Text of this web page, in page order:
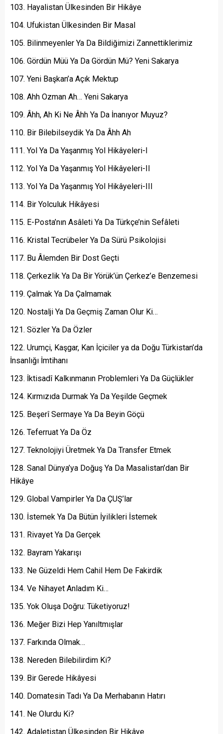
Hayalistan Ülkesinden Bir Hikâye
Ufukistan Ülkesinden Bir Masal
Bilinmeyenler Ya Da Bildiğimizi Zannettiklerimiz
Gördün Müü Ya Da Gördün Mü? Yeni Sakarya
Yeni Başkan’a Açık Mektup
Ahh Ozman Ah… Yeni Sakarya
Âhh, Ah Ki Ne Âhh Ya Da İnanıyor Muyuz?
Bir Bilebilseydik Ya Da Âhh Ah
Yol Ya Da Yaşanmış Yol Hikâyeleri-I
Yol Ya Da Yaşanmış Yol Hikâyeleri-II
Yol Ya Da Yaşanmış Yol Hikâyeleri-III
Bir Yolculuk Hikâyesi
E-Posta’nın Asâleti Ya Da Türkçe’nin Sefâleti
Kristal Tecrübeler Ya Da Sürü Psikolojisi
Bu Âlemden Bir Dost Geçti
Çerkezlik Ya Da Bir Yörük’ün Çerkez’e Benzemesi
Çalmak Ya Da Çalmamak
Nostalji Ya Da Geçmiş Zaman Olur Ki…
Sözler Ya Da Özler
Urumçi, Kaşgar, Kan İçiciler ya da Doğu Türkistan’da
İnsanlığı İmtihanı
İktisadî Kalkınmanın Problemleri Ya Da Güçlükler
Kırmızıda Durmak Ya Da Yeşilde Geçmek
Beşerî Sermaye Ya Da Beyin Göçü
Teferruat Ya Da Öz
Teknolojiyi Üretmek Ya Da Transfer Etmek
Sanal Dünya’ya Doğuş Ya Da Masalistan’dan Bir
Hikâye
Global Vampirler Ya Da ÇUŞ’lar
İstemek Ya Da Bütün İyilikleri İstemek
Rivayet Ya Da Gerçek
Bayram Yakarışı
Ne Güzeldi Hem Cahil Hem De Fakirdik
Ve Nihayet Anladım Ki…
Yok Oluşa Doğru: Tüketiyoruz!
Meğer Bizi Hep Yanıltmışlar
Farkında Olmak…
Nereden Bilebilirdim Ki?
Bir Gerede Hikâyesi
Domatesin Tadı Ya Da Merhabanın Hatırı
Ne Olurdu Ki?
Adaletistan Ülkesinden Bir Hikâye